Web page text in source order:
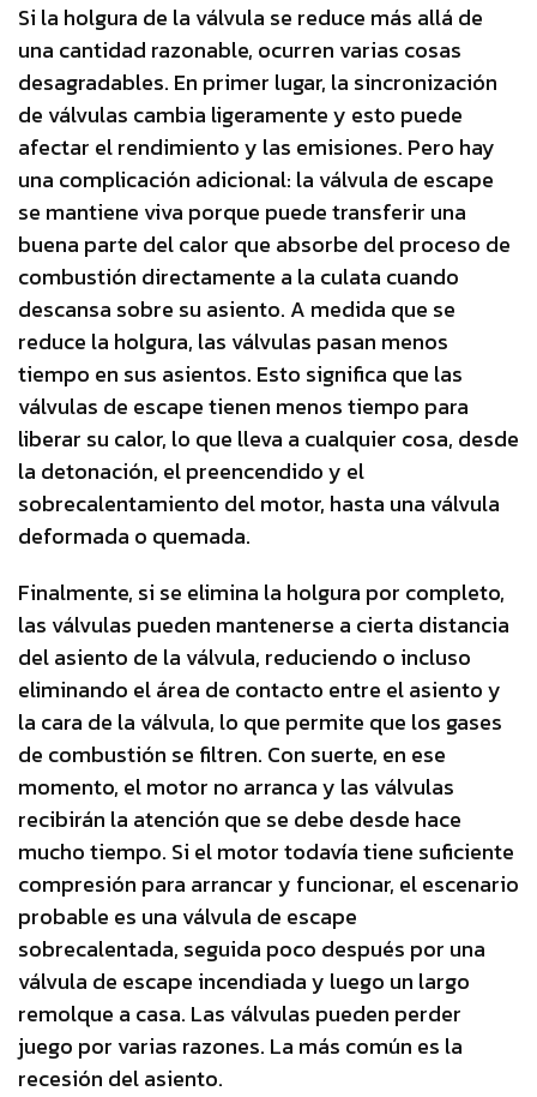
Si la holgura de la válvula se reduce más allá de
una cantidad razonable, ocurren varias cosas
desagradables. En primer lugar, la sincronización
de válvulas cambia ligeramente y esto puede
afectar el rendimiento y las emisiones. Pero hay
una complicación adicional: la válvula de escape
se mantiene viva porque puede transferir una
buena parte del calor que absorbe del proceso de
combustión directamente a la culata cuando
descansa sobre su asiento. A medida que se
reduce la holgura, las válvulas pasan menos
tiempo en sus asientos. Esto significa que las
válvulas de escape tienen menos tiempo para
liberar su calor, lo que lleva a cualquier cosa, desde
la detonación, el preencendido y el
sobrecalentamiento del motor, hasta una válvula
deformada o quemada.
Finalmente, si se elimina la holgura por completo,
las válvulas pueden mantenerse a cierta distancia
del asiento de la válvula, reduciendo o incluso
eliminando el área de contacto entre el asiento y
la cara de la válvula, lo que permite que los gases
de combustión se filtren. Con suerte, en ese
momento, el motor no arranca y las válvulas
recibirán la atención que se debe desde hace
mucho tiempo. Si el motor todavía tiene suficiente
compresión para arrancar y funcionar, el escenario
probable es una válvula de escape
sobrecalentada, seguida poco después por una
válvula de escape incendiada y luego un largo
remolque a casa. Las válvulas pueden perder
juego por varias razones. La más común es la
recesión del asiento.